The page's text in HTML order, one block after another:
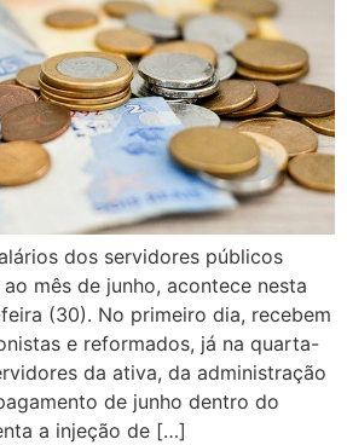
dos servidores públicos
mês de junho, acontece nesta
(30). No primeiro dia, recebem
e reformados, já na quarta-
da ativa, da administração
de junho dentro do
a injeção de […]